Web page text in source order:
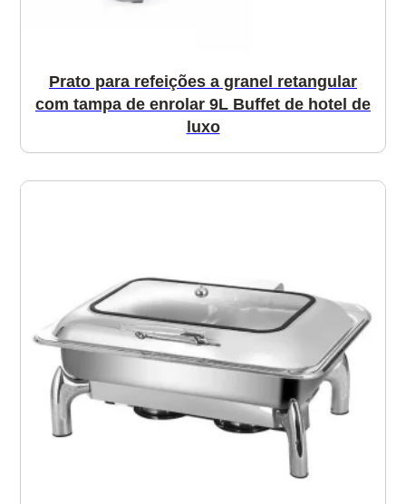
Prato para refeições a granel retangular
com tampa de enrolar 9L Buffet de hotel de
luxo